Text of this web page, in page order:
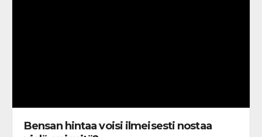
Bensan hintaa voisi ilmeisesti nostaa